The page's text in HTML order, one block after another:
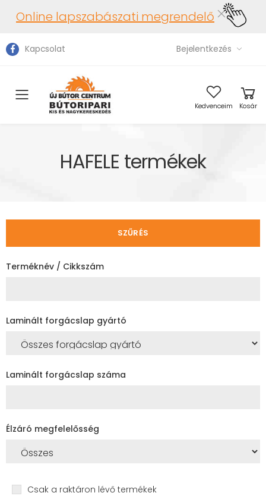
Online lapszabászati megrendelő
Kapcsolat Bejelentkezés
Toggle mobile menu Kedvenceim Kosár
HAFELE termékek
SZŰRÉS
Terméknév / Cikkszám
Laminált forgácslap gyártó
Laminált forgácslap száma
Élzáró megfelelősség
Csak a raktáron lévő termékek